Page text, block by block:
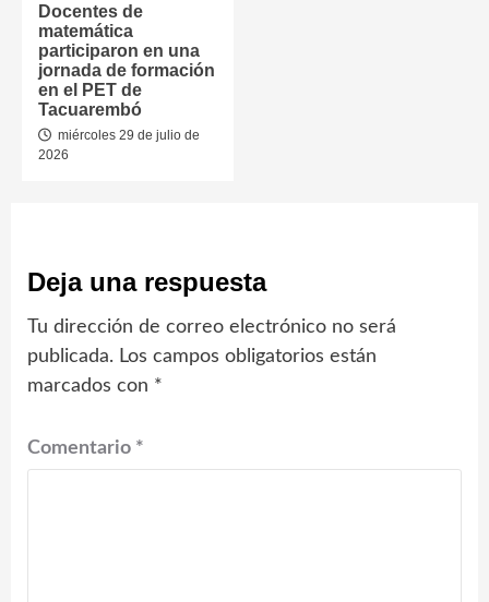
Docentes de
matemática
participaron en una
jornada de formación
en el PET de
Tacuarembó
miércoles 29 de julio de
2026
Deja una respuesta
Tu dirección de correo electrónico no será
publicada. Los campos obligatorios están
marcados con *
Comentario *